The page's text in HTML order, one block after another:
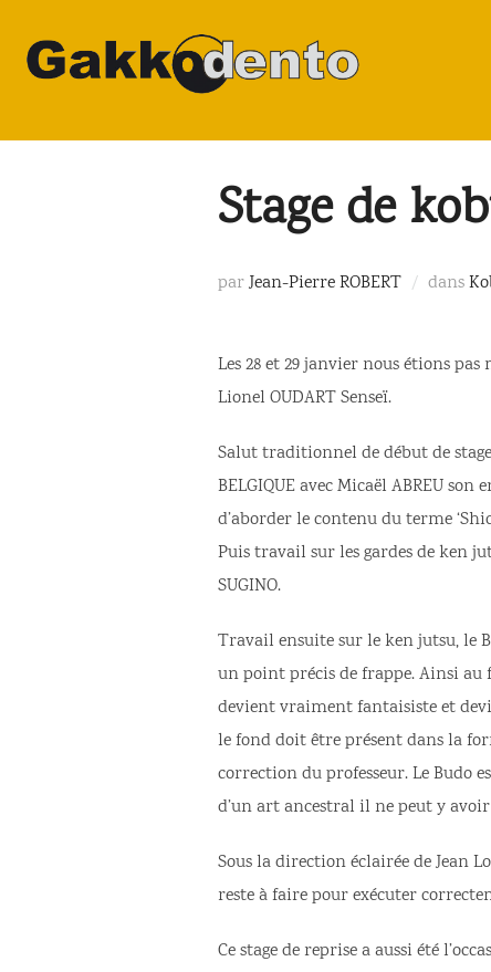
contenu
Stage de
parJean-Pierre ROBERT dans
Les 28 et 29 janvier nous étions
Lionel OUDART Senseï.
Salut traditionnel de début de
BELGIQUE avec Micaël ABREU
d’aborder le contenu du terme
Puis travail sur les gardes de ken
SUGINO.
Travail ensuite sur le ken jutsu, le
un point précis de frappe. Ainsi au
devient vraiment fantaisiste et
le fond doit être présent dans la
correction du professeur. Le Budo
d’un art ancestral il ne peut y
Sous la direction éclairée de Jean
reste à faire pour exécuter
Ce stage de reprise a aussi été